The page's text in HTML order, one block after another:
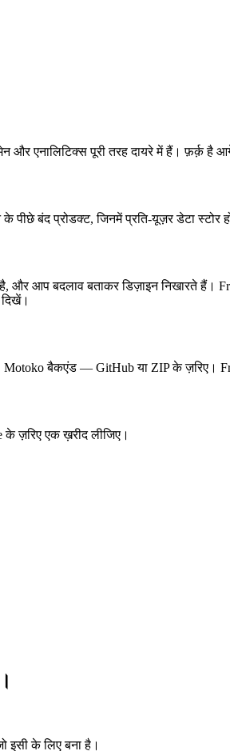
और एनालिटिक्स पूरी तरह दायरे में हैं। फ़र्क़ है
पीछे बंद प्रोडक्ट, जिनमें प्रति-यूज़र डेटा
आप बदलाव बताकर डिज़ाइन निखारते हैं।
बैकएंड — GitHub या ZIP के ज़रिए।
ज़रिए एक ख़रीद लीजिए।
इसी के लिए बना है।